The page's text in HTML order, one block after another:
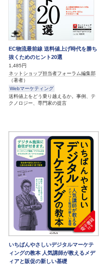
EC物流最前線 送料値上げ時代を勝ち
抜くためのヒント20選
1,485円
ネットショップ担当者フォーラム編集部
（著者）
Webマーケティング
送料値上をどう乗り越えるか。事例、テ
クノロジー、専門家の提言
いちばんやさしいデジタルマーケテ
ィングの教本 人気講師が教えるメデ
ィアと販促の新しい基礎